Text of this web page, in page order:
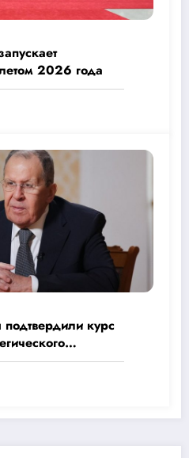
2026 года
подтвердили курс
саммита ШОС